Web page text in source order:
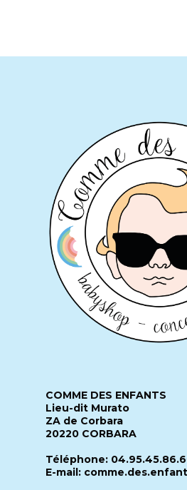
COMME DES ENFANTS
Lieu-dit Murato
ZA de Corbara
20220 CORBARA
Téléphone:
E-mail: